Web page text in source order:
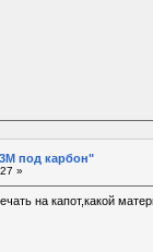
под карбон"
»
на капот,какой